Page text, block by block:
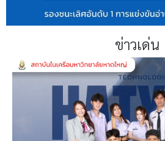
ข่าวเด่น